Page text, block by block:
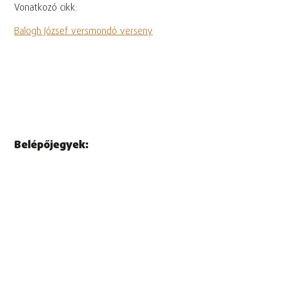
Vonatkozó cikk:
Balogh József versmondó verseny
Belépőjegyek: